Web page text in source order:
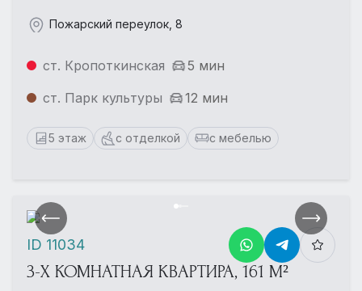
Пожарский переулок, 8
ст. Кропоткинская
5 мин
ст. Парк культуры
12 мин
5 этаж с отделкой с мебелью
3-Х КОМНАТНАЯ КВАРТИРА, 161 М²
ID 11034